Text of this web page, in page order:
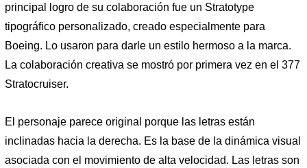
principal logro de su colaboración fue un Stratotype
tipográfico personalizado, creado especialmente para
Boeing. Lo usaron para darle un estilo hermoso a la marca.
La colaboración creativa se mostró por primera vez en el 377
Stratocruiser.
El personaje parece original porque las letras están
inclinadas hacia la derecha. Es la base de la dinámica visual
asociada con el movimiento de alta velocidad. Las letras son